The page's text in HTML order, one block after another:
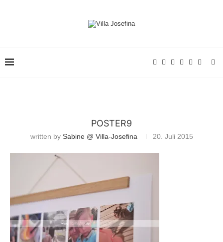
POSTER9
written by Sabine @ Villa-Josefina 20. Juli 2015